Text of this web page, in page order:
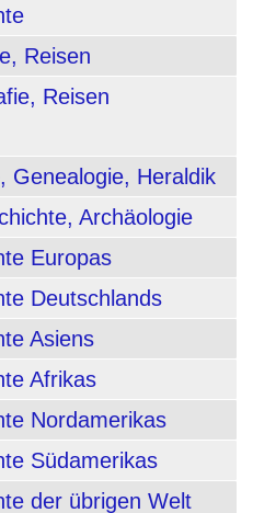
Reisen
Reisen
Genealogie, Heraldik
Archäologie
Europas
Deutschlands
Asiens
Afrikas
Nordamerikas
Südamerikas
der übrigen Welt